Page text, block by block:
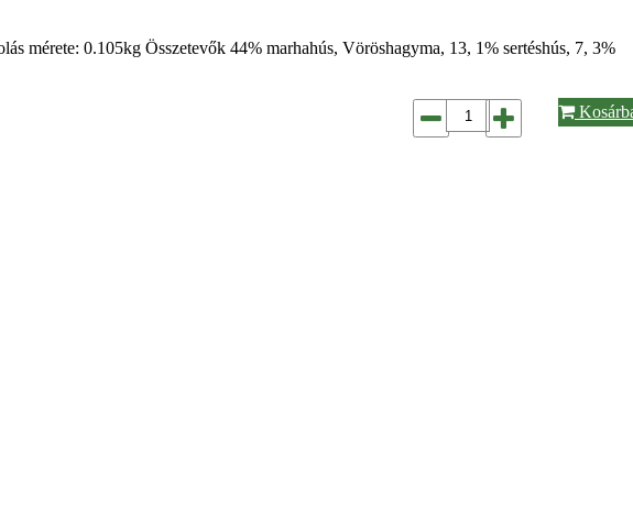
mérete: 0.105kg Összetevők 44% marhahús, Vöröshagyma, 13, 1% sertéshús, 7, 3%